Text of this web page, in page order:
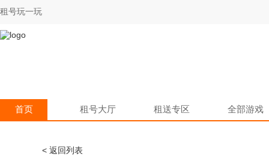
租号玩一玩
首页 租号大厅 租送专区 全部游戏
< 返回列表